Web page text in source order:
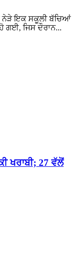
ਨੇੜੇ ਇਕ ਸਕੂਲੀ ਬੱਚਿਆਂ
ਗਈ, ਜਿਸ ਦੌਰਾਨ...
ਖਰਾਬੀ; 27 ਵੱਲੋਂ